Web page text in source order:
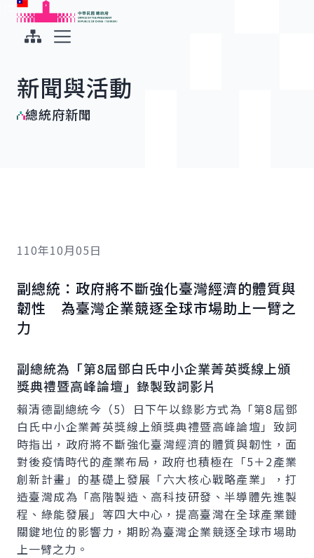
跳到主要內容
中華民國總統府
新聞與活動
總統府新聞
110年10月05日
副總統：政府將不斷強化臺灣經濟的體質與
韌性 為臺灣企業競逐全球市場助上一臂之
力
副總統為「第8屆鄧白氏中小企業菁英獎線上頒
獎典禮暨高峰論壇」錄製致詞影片
賴清德副總統今（5）日下午以錄影方式為「第8屆鄧
白氏中小企業菁英獎線上頒獎典禮暨高峰論壇」致詞
時指出，政府將不斷強化臺灣經濟的體質與韌性，面
對後疫情時代的產業布局，政府也積極在「5＋2產業
創新計畫」的基礎上發展「六大核心戰略產業」，打
造臺灣成為「高階製造、高科技研發、半導體先進製
程、綠能發展」等四大中心，提高臺灣在全球產業鏈
關鍵地位的影響力，期盼為臺灣企業競逐全球市場助
上一臂之力。